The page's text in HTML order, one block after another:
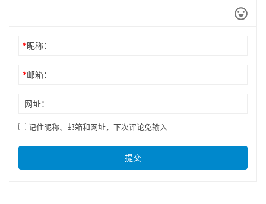
*昵称：
*邮箱：
网址：
记住昵称、邮箱和网址，下次评论免输入
提交